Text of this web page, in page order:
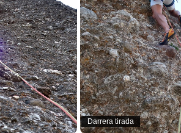
Darrera tirada